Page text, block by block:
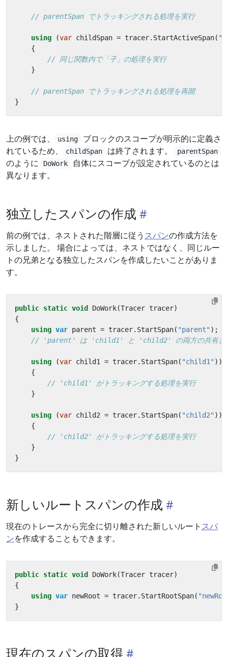
// parentSpan でトラッキングされる処理を実行
using (var childSpan = tracer. StartActiveSpan(
{
// 同じ関数内で「子」の処理を実行
}
// parentSpan でトラッキングされる処理を再開
}
上の例では、 using
ブロックのスコープが明示的に定義さ
れているため、
childSpan は終了されます。 parentSpan
のように DoWork
自体にスコープが設定されているのとは
異なります。
独立したスパンの作成
前の例では、ネストされた階層に従う スパンの作成方法を
示しました。 場合によっては、ネストではなく、同じルー
トの兄弟となる独立したスパンを作成したいことがありま
す。
public static void DoWork(Tracer tracer)
{
using var parent = tracer. StartSpan( "parent" );
// 'parent' は 'child1' と 'child2' の両方の共有され
using (var child1 = tracer. StartSpan( "child1" ))
{
// 'child1' がトラッキングする処理を実行
}
using (var child2 = tracer. StartSpan( "child2" ))
{
// 'child2' がトラッキングする処理を実行
}
}
新しいルートスパンの作成
現在のトレースから完全に切り離された新しいルート スパ
ンを作成することもできます。
public static void DoWork(Tracer tracer)
{
using var newRoot = tracer. StartRootSpan(
}
現在のスパンの取得